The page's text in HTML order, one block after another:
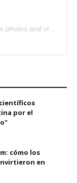
and videos
por el
cómo los
en